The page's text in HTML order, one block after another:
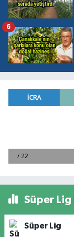
6
Süper Lig
Süper Lig